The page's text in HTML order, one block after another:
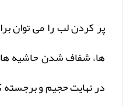
پر کردن لب را می توان
ها، شفاف شدن حاشیه
در نهایت حجیم و برجسته